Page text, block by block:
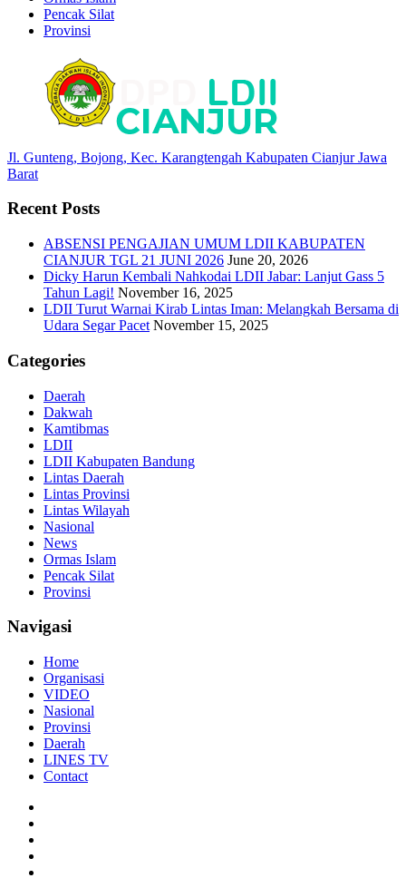
Pencak Silat
Provinsi
Jl. Gunteng, Bojong, Kec. Karangtengah Kabupaten Cianjur Jawa
Barat
Recent Posts
ABSENSI PENGAJIAN UMUM LDII KABUPATEN
CIANJUR TGL 21 JUNI 2026 June 20, 2026
Dicky Harun Kembali Nahkodai LDII Jabar: Lanjut Gass 5
Tahun Lagi! November 16, 2025
LDII Turut Warnai Kirab Lintas Iman: Melangkah Bersama di
Udara Segar Pacet November 15, 2025
Categories
Daerah
Dakwah
Kamtibmas
LDII
LDII Kabupaten Bandung
Lintas Daerah
Lintas Provinsi
Lintas Wilayah
Nasional
News
Ormas Islam
Pencak Silat
Provinsi
Navigasi
Home
Organisasi
VIDEO
Nasional
Provinsi
Daerah
LINES TV
Contact